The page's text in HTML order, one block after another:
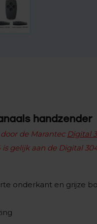
handzender
de Marantec Digital
gelijk aan de Digital
onderkant en grijze